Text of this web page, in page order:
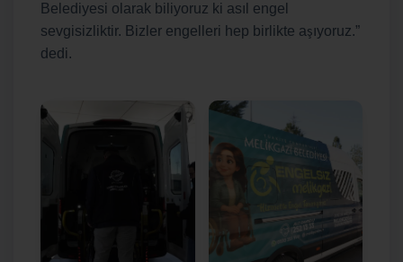
Belediyesi olarak biliyoruz ki ası l engel
sevgisizliktir. Bizler engelleri hep birlikte aşıyoruz.”
dedi.